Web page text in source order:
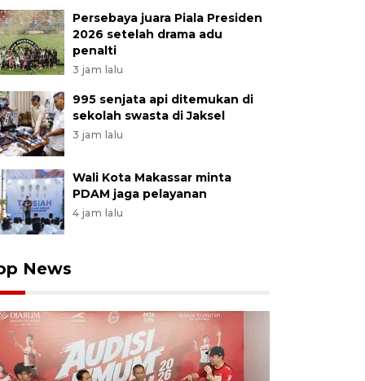
Persebaya juara Piala Presiden
2026 setelah drama adu
penalti
3 jam lalu
995 senjata api ditemukan di
sekolah swasta di Jaksel
3 jam lalu
Wali Kota Makassar minta
PDAM jaga pelayanan
4 jam lalu
News